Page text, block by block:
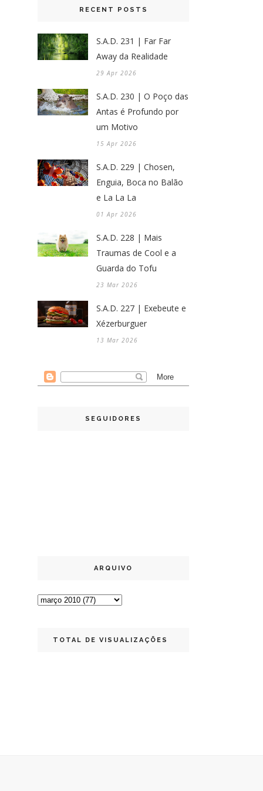
RECENT POSTS
S.A.D. 231 | Far Far
Away da Realidade
29 Apr 2026
S.A.D. 230 | O Poço das
Antas é Profundo por
um Motivo
15 Apr 2026
S.A.D. 229 | Chosen,
Enguia, Boca no Balão
e La La La
01 Apr 2026
S.A.D. 228 | Mais
Traumas de Cool e a
Guarda do Tofu
23 Mar 2026
S.A.D. 227 | Exebeute e
Xézerburguer
13 Mar 2026
SEGUIDORES
ARQUIVO
TOTAL DE VISUALIZAÇÕES